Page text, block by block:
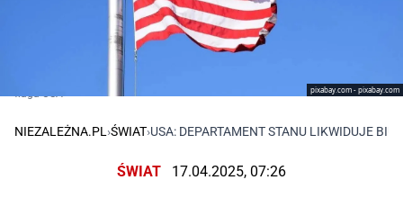
pixabay.com - pixabay.com
flaga USA
NIEZALEŻNA.PL ›ŚWIAT›USA: DEPARTAMENT STANU LIKWIDUJE
ŚWIAT 17.04.2025, 07:26